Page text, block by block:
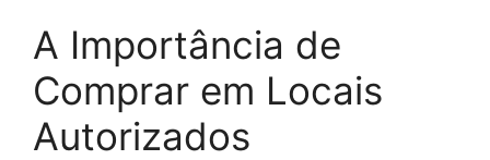
A Importância de
Comprar em Locais
Autorizados